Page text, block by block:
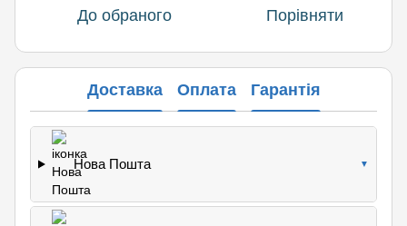
До обраного Порівняти
Доставка Оплата Гарантія
Нова Пошта ▼